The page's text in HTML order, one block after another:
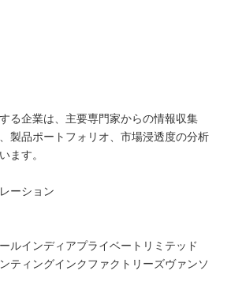
る企業は、主要専門家からの情報収集
製品ポートフォリオ、市場浸透度の分析
ます。
ーション
ルインディアプライベートリミテッド
ティングインクファクトリーズヴァンソ